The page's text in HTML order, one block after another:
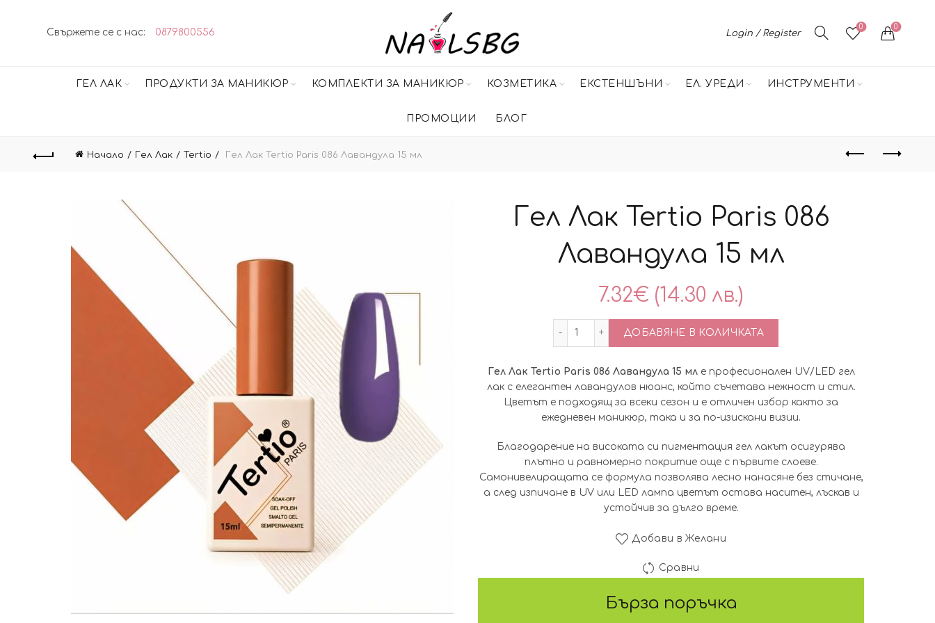
Свържете се с нас: 0879800556 Login / Register
0 0
ГЕЛ ЛАК ПРОДУКТИ ЗА МАНИКЮР КОМПЛЕКТИ ЗА МАНИКЮР КОЗМЕТИКА ЕКСТЕНШЪНИ ЕЛ. УРЕДИ ИНСТРУМЕНТИ
ПРОМОЦИИ БЛОГ
Начало Гел Лак Tertio Гел Лак Tertio Paris 086 Лавандула 15 мл
Гел Лак Tertio Paris 086
Лавандула 15 мл
7.32€ (14.30 лв.)
количество за Гел Лак Tertio Paris 086 Лавандула 15 мл
ДОБАВЯНЕ В КОЛИЧКАТА
Гел Лак Tertio Paris 086 Лавандула 15 мле професионален UV/LED гел
лак с елегантен лавандулов нюанс, който съчетава нежност и стил.
Цветът е подходящ за всеки сезон и е отличен избор както за
ежедневен маникюр, така и за по-изискани визии.
Благодарение на високата си пигментация гел лакът осигурява
плътно и равномерно покритие още с първите слоеве.
Самонивелиращата се формула позволява лесно нанасяне без стичане,
а след изпичане в UV или LED лампа цветът остава наситен, лъскав и
устойчив за дълго време.
Добави в Желани
Сравни
Бърза поръчка